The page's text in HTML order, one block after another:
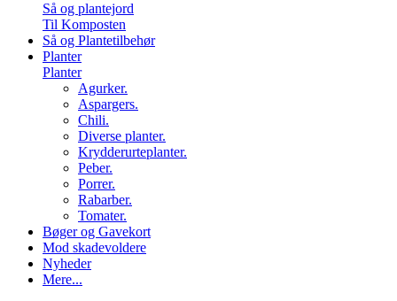
Så og plantejord
Til Komposten
Så og Plantetilbehør
Planter
Planter
Agurker.
Aspargers.
Chili.
Diverse planter.
Krydderurteplanter.
Peber.
Porrer.
Rabarber.
Tomater.
Bøger og Gavekort
Mod skadevoldere
Nyheder
Mere...